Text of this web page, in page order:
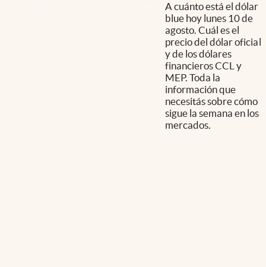
A cuánto está el dólar
blue hoy lunes 10 de
agosto. Cuál es el
precio del dólar oficial
y de los dólares
financieros CCL y
MEP. Toda la
información que
necesitás sobre cómo
sigue la semana en los
mercados.